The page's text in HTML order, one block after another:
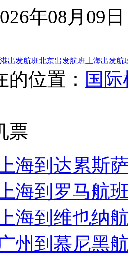
年08月09日
出发航班北京出发航班 上海出发航
位置： 国
票
上海到达累斯
上海到罗马航
上海到维也纳
州到慕尼黑